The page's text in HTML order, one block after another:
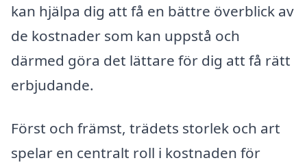
kan hjälpa dig att få en bättre överblick av
de kostnader som kan uppstå och
därmed göra det lättare för dig att få rätt
erbjudande.
Först och främst, trädets storlek och art
spelar en centralt roll i kostnaden för